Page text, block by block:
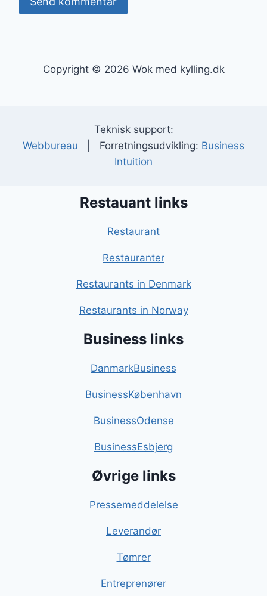
Copyright © 2026 Wok med kylling.dk
Teknisk support:
Webbureau | Forretningsudvikling: Business
Intuition
Restauant links
Restaurant
Restauranter
Restaurants in Denmark
Restaurants in Norway
Business links
DanmarkBusiness
BusinessKøbenhavn
BusinessOdense
BusinessEsbjerg
Øvrige links
Pressemeddelelse
Leverandør
Tømrer
Entreprenører